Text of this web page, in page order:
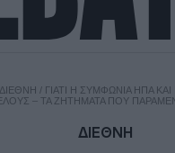
ΔΙΕΘΝΗ / ΓΙΑΤΊ Η ΣΥΜΦΩΝΊΑ ΗΠΑ ΚΑΙ
– ΤΑ ΖΗΤΉΜΑΤΑ ΠΟΥ
ΔΙΕΘΝΗ